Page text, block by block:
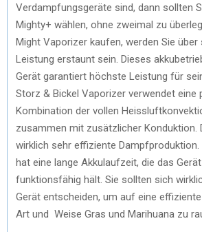
Verdampfungsgeräte sind, dann sollten
Mighty+ wählen, ohne zweimal zu
Might Vaporizer kaufen, werden Sie
Leistung erstaunt sein. Dieses
Gerät garantiert höchste Leistung für
Storz & Bickel Vaporizer verwendet eine
Kombination der vollen
zusammen mit zusätzlicher Konduktion.
wirklich sehr effiziente
hat eine lange Akkulaufzeit, die das
funktionsfähig hält. Sie sollten sich
Gerät entscheiden, um auf eine
Art und Weise Gras und Marihuana zu